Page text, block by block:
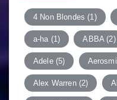
4 Non Blondes (1)
a-ha (1) ABBA(2)
Adele(5)
Alex Warren(2)